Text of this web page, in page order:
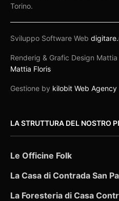
Torino.
Sviluppo Software Web
Renderig & Grafic Design
Mattia Floris
Gestione by kilobit Web Agency
LA STRUTTURA DEL NOSTRO
Le Officine Folk
La Casa di Contrada San
La Foresteria di Casa